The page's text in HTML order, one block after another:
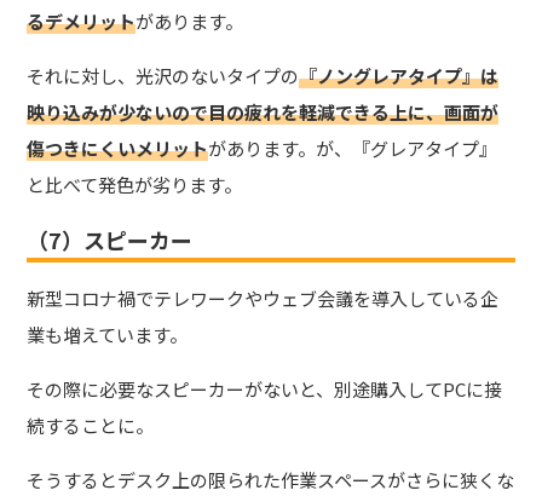
るデメリットがあります。
それに対し、光沢のないタイプの『ノングレアタイプ』は
映り込みが少ないので目の疲れを軽減できる上に、画面が
傷つきにくいメリットがあります。が、『グレアタイプ』
と比べて発色が劣ります。
（7）スピーカー
新型コロナ禍でテレワークやウェブ会議を導入している企
業も増えています。
その際に必要なスピーカーがないと、別途購入してPCに接
続することに。
そうするとデスク上の限られた作業スペースがさらに狭くな